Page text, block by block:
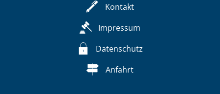
Kontakt
Impressum
Datenschutz
Anfahrt